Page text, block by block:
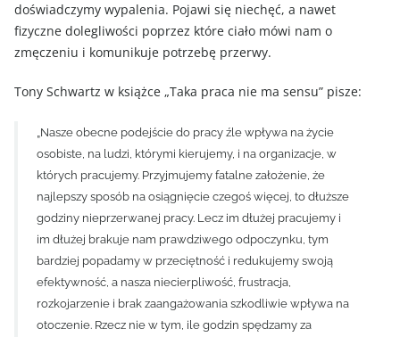
doświadczymy wypalenia. Pojawi się niechęć, a nawet
fizyczne dolegliwości poprzez które ciało mówi nam o
zmęczeniu i komunikuje potrzebę przerwy.
Tony Schwartz w książce „Taka praca nie ma sensu” pisze:
„Nasze obecne podejście do pracy źle wpływa na życie
osobiste, na ludzi, którymi kierujemy, i na organizacje, w
których pracujemy. Przyjmujemy fatalne założenie, że
najlepszy sposób na osiągnięcie czegoś więcej, to dłuższe
godziny nieprzerwanej pracy. Lecz im dłużej pracujemy i
im dłużej brakuje nam prawdziwego odpoczynku, tym
bardziej popadamy w przeciętność i redukujemy swoją
efektywność, a nasza niecierpliwość, frustracja,
rozkojarzenie i brak zaangażowania szkodliwie wpływa na
otoczenie. Rzecz nie w tym, ile godzin spędzamy za